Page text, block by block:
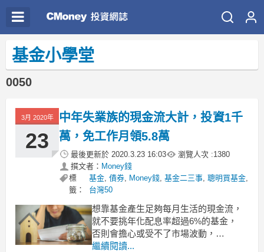
基金小學堂
0050
3月 2020年
23
中年失業族的現金流大計，投資1千
萬，免工作月領5.8萬
最後更新於 2020.3.23 16:03 瀏覽人次 :1380
撰文者： Money錢
標
籤：
基金, 債券, Money錢, 基金二三事, 聰明買基金,
台灣50
想靠基金產生足夠每月生活的現金流，
就不要挑年化配息率超過6%的基金，
否則會擔心或受不了市場波動，
干擾原先投資的目標。
繼續閱讀...